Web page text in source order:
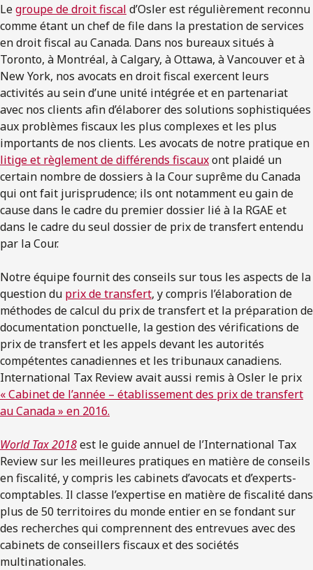
Legroupe de droit fiscal d’Osler est régulièrement reconnu
comme étant un chef de file dans la prestation de services
en droit fiscal au Canada. Dans nos bureaux situés à
Toronto, à Montréal, à Calgary, à Ottawa, à Vancouver et à
New York, nos avocats en droit fiscal exercent leurs
activités au sein d’une unité intégrée et en partenariat
avec nos clients afin d’élaborer des solutions sophistiquées
aux problèmes fiscaux les plus complexes et les plus
importants de nos clients. Les avocats de notre pratique en
litige et règlement de différends fiscauxont plaidé un
certain nombre de dossiers à la Cour suprême du Canada
qui ont fait jurisprudence; ils ont notamment eu gain de
cause dans le cadre du premier dossier lié à la RGAE et
dans le cadre du seul dossier de prix de transfert entendu
par la Cour.
Notre équipe fournit des conseils sur tous les aspects de la
question du prix de transfert, y compris l’élaboration de
méthodes de calcul du prix de transfert et la préparation de
documentation ponctuelle, la gestion des vérifications de
prix de transfert et les appels devant les autorités
compétentes canadiennes et les tribunaux canadiens.
International Tax Review avait aussi remis à Osler le prix
« Cabinet de l’année – établissement des prix de transfert
au Canada » en 2016.
World Tax2018est le guide annuel de l’International Tax
Review sur les meilleures pratiques en matière de conseils
en fiscalité, y compris les cabinets d’avocats et d’experts-
comptables. Il classe l’expertise en matière de fiscalité dans
plus de 50 territoires du monde entier en se fondant sur
des recherches qui comprennent des entrevues avec des
cabinets de conseillers fiscaux et des sociétés
multinationales.